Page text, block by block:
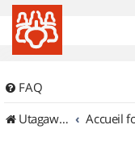
FAQ
UtagawaVTT (Randos VTT et VTTAE avec traces GPS)